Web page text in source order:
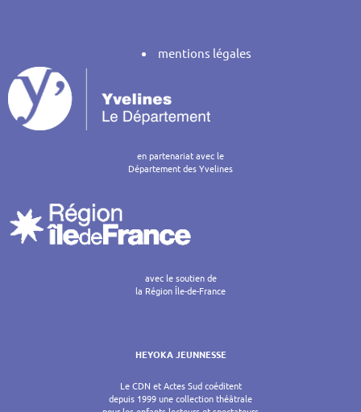
mentions légales
en partenariat avec le
Département des Yvelines
avec le soutien de
la Région Île-de-France
HEYOKA JEUNNESSE
Le CDN et Actes Sud coéditent
depuis 1999 une collection théâtrale